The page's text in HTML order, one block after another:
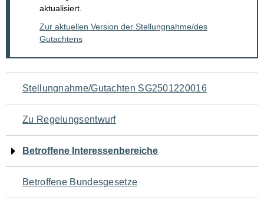
aktualisiert.
Zur aktuellen Version der Stellungnahme/des
Gutachtens
Navigation
für
den
Seiteninhalt
Stellungnahme/Gutachten SG2501220016
Zu Regelungsentwurf
Betroffene Interessenbereiche
Betroffene Bundesgesetze